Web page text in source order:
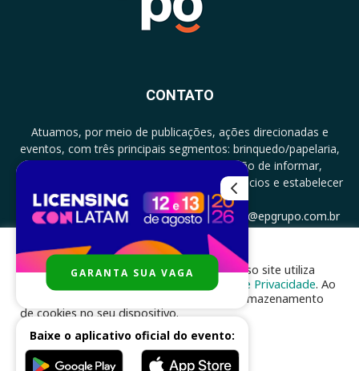
CONTATO
Atuamos, por meio de publicações, ações direcionadas e
eventos, com três principais segmentos: brinquedo/papelaria,
licenciamento e zero a três com a missão de informar,
documentar, proporcionar encontro de negócios e estabelecer
parcerias.
CONTATO: +5511994513097 - atendimento@epgrupo.com.br
SIGA-NOS
Para melhor experiência e navegação, nosso site utiliza
cookies, de acordo com a nossa
Política de Privacidade. Ao
clicar em “aceito”, você concorda com o armazenamento
de cookies no seu dispositivo.
ACEITAR
GARANTA SUA VAGA
Baixe o aplicativo oficial do evento: